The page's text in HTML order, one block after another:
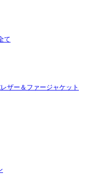
て
レザー＆ファージャケット